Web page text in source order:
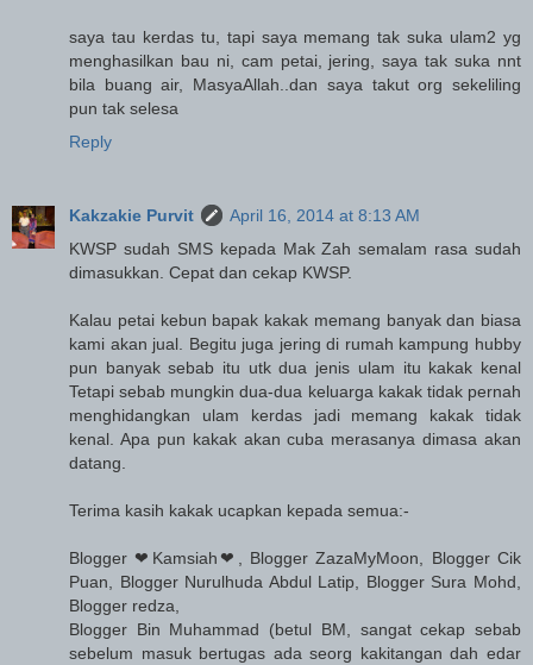
saya tau kerdas tu, tapi saya memang tak suka ulam2 yg
menghasilkan bau ni, cam petai, jering, saya tak suka nnt
bila buang air, MasyaAllah..dan saya takut org sekeliling
pun tak selesa
Reply
Kakzakie Purvit
April 16, 2014 at 8:13 AM
KWSP sudah SMS kepada Mak Zah semalam rasa sudah
dimasukkan. Cepat dan cekap KWSP.
Kalau petai kebun bapak kakak memang banyak dan biasa
kami akan jual. Begitu juga jering di rumah kampung hubby
pun banyak sebab itu utk dua jenis ulam itu kakak kenal
Tetapi sebab mungkin dua-dua keluarga kakak tidak pernah
menghidangkan ulam kerdas jadi memang kakak tidak
kenal. Apa pun kakak akan cuba merasanya dimasa akan
datang.
Terima kasih kakak ucapkan kepada semua:-
Blogger ❤Kamsiah❤, Blogger ZazaMyMoon, Blogger Cik
Puan, Blogger Nurulhuda Abdul Latip, Blogger Sura Mohd,
Blogger redza,
Blogger Bin Muhammad (betul BM, sangat cekap sebab
sebelum masuk bertugas ada seorg kakitangan dah edar